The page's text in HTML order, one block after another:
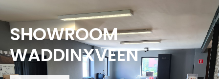
SHOWROOM
WADDINXVEEN